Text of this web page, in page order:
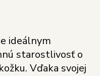
ideálnym
starostlivosť o
Vďaka svojej